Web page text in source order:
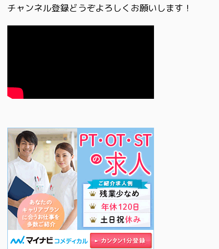
チャンネル登録どうぞよろしくお願いします！